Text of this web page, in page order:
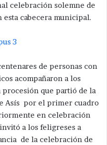
celebración solemne de
esta cabecera municipal.
de personas con
acompañaron a los
que partió de la
Asís por el primer cuadro
en celebración
a los feligreses a
de la celebración de